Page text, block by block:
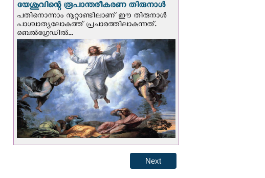
യേശുവിന്റെ രൂപാന്തരീകരണ തിരുനാള്‍
പതിനൊന്നാം നൂറ്റാണ്ടിലാണ് ഈ തിരുനാള്‍
പാശ്ചാത്യലോകത്ത് പ്രചാരത്തിലാകുന്നത്.
ബെല്‍ഗ്രേഡില്‍...
Next